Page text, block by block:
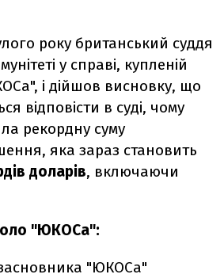
року британський суддя
у справі, купленій
і дійшов висновку, що
відповісти в суді, чому
рекордну суму
яка зараз становить
доларів, включаючи
"ЮКОСа":
"ЮКОСа"